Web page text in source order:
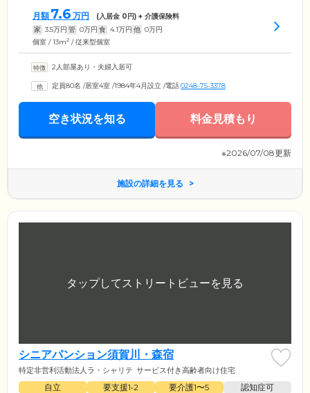
月額 7.6 万円 (入居金 0円) + 介護保険料
家 3.5万円 管 0万円 食 4.1万円 他 0万円
個室 / 13m2 / 従来型個室
2人部屋あり・夫婦入居可
定員80名 /居室4室 /1984年4月設立 /電話0248-75-3378
空き状況を知る 料金見積もり
※2026/07/08更新
施設の詳細を見る
シニアパンション須賀川・森宿
特定非営利活動法人ラ・シャリテ サービス付き高齢者向け住宅
自立 要支援1•2 要介護1〜5
認知症可